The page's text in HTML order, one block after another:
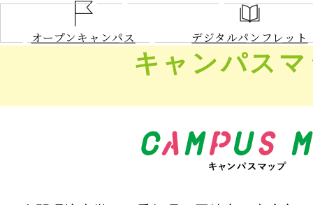
オープンキャンパス デジタルパンフレット
NEWS
大学案内
大学の特
3つのポ
情報公開
キャンパス